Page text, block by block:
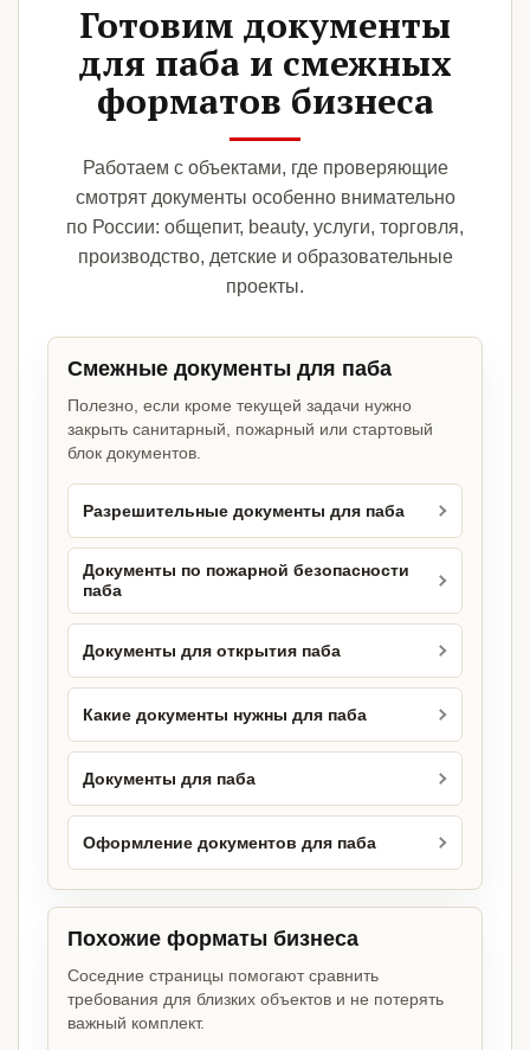
Готовим документы
для паба и смежных
форматов бизнеса
Работаем с объектами, где проверяющие
смотрят документы особенно внимательно
по России: общепит, beauty, услуги, торговля,
производство, детские и образовательные
проекты.
Смежные документы для паба
Полезно, если кроме текущей задачи нужно
закрыть санитарный, пожарный или стартовый
блок документов.
Разрешительные документы для паба
Документы по пожарной безопасности
паба
Документы для открытия паба
Какие документы нужны для паба
Документы для паба
Оформление документов для паба
Похожие форматы бизнеса
Соседние страницы помогают сравнить
требования для близких объектов и не потерять
важный комплект.